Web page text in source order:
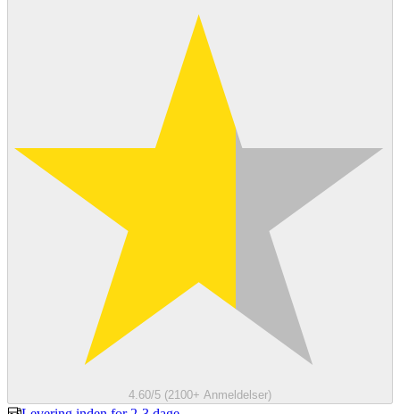
4.60/5 (2100+ Anmeldelser)